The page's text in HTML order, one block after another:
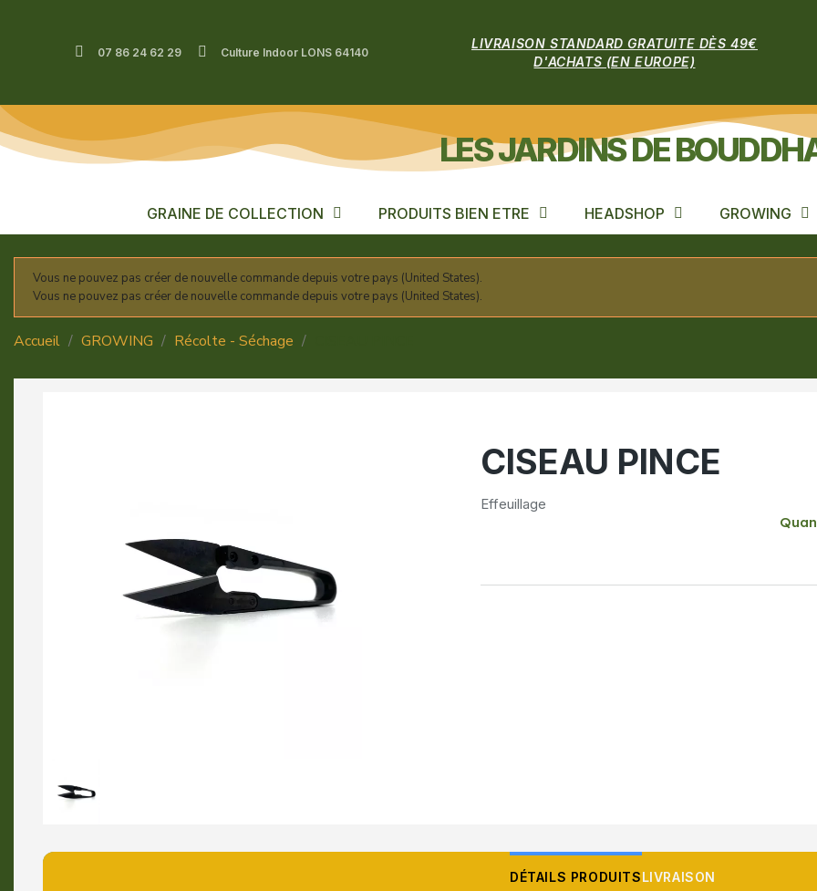
07 86 24 62 29 Culture Indoor LONS 64140
LIVRAISON STANDARD GRATUITE DÈS 49€
D'ACHATS (EN EUROPE)
LES JARDINS DE
GRAINE DE COLLECTION PRODUITS BIEN ETRE HEADSHOP GROWING
Vous ne pouvez pas créer de nouvelle commande depuis votre pays (United States).
Vous ne pouvez pas créer de nouvelle commande depuis votre pays (United States).
Accueil GROWING Récolte - Séchage
CISEAU PINCE
Effeuillage
DÉTAILS PRODUITSLIVRAISON